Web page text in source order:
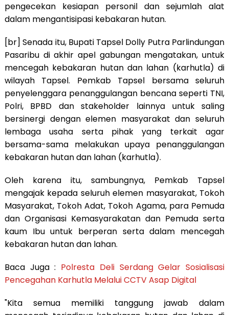
pengecekan kesiapan personil dan sejumlah alat
dalam mengantisipasi kebakaran hutan.
[br] Senada itu, Bupati Tapsel Dolly Putra Parlindungan
Pasaribu di akhir apel gabungan mengatakan, untuk
mencegah kebakaran hutan dan lahan (karhutla) di
wilayah Tapsel. Pemkab Tapsel bersama seluruh
penyelenggara penanggulangan bencana seperti TNI,
Polri, BPBD dan stakeholder lainnya untuk saling
bersinergi dengan elemen masyarakat dan seluruh
lembaga usaha serta pihak yang terkait agar
bersama-sama melakukan upaya penanggulangan
kebakaran hutan dan lahan (karhutla).
Oleh karena itu, sambungnya, Pemkab Tapsel
mengajak kepada seluruh elemen masyarakat, Tokoh
Masyarakat, Tokoh Adat, Tokoh Agama, para Pemuda
dan Organisasi Kemasyarakatan dan Pemuda serta
kaum Ibu untuk berperan serta dalam mencegah
kebakaran hutan dan lahan.
Baca Juga : Polresta Deli Serdang Gelar Sosialisasi
Pencegahan Karhutla Melalui CCTV Asap Digital
"Kita semua memiliki tanggung jawab dalam